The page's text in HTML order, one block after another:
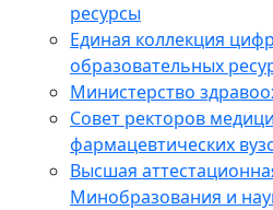
ресурсы
Единая коллекция
образовательных
Министерство
Совет ректоров
фармацевтических
Высшая
Минобразования и